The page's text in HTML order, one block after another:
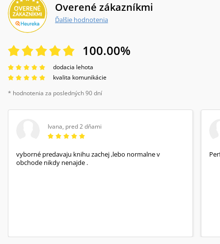
Overené zákazníkmi
Ďalšie hodnotenia
100.00%
dodacia lehota
kvalita komunikácie
* hodnotenia za posledných 90 dní
Ivana, pred 2 dňami
vyborné predavaju knihu zachej ,lebo normalne v
obchode nikdy nenajde .